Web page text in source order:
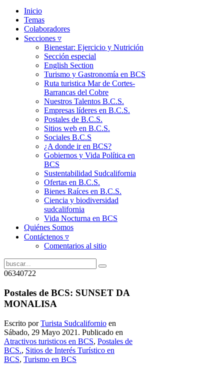
Inicio
Temas
Colaboradores
Secciones ▿
Bienestar: Ejercicio y Nutrición
Sección especial
English Section
Turismo y Gastronomía en BCS
Ruta turistica Mar de Cortes-
Barrancas del Cobre
Nuestros Talentos B.C.S.
Empresas líderes en B.C.S.
Postales de B.C.S.
Sitios web en B.C.S.
Sociales B.C.S
¿A donde ir en BCS?
Gobiernos y Vida Política en
BCS
Sustentabilidad Sudcalifornia
Ofertas en B.C.S.
Bienes Raíces en B.C.S.
Ciencia y biodiversidad
sudcalifornia
Vida Nocturna en BCS
Quiénes Somos
Contáctenos ▿
Comentarios al sitio
06340722
Postales de BCS: SUNSET DA
MONALISA
Escrito porTurista Sudcalifornio en
Sábado, 29 Mayo 2021. Publicado en
Atractivos turisticos en BCS, Postales de
BCS., Sitios de Interés Turístico en
BCS, Turismo en BCS